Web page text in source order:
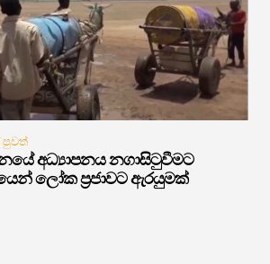
පුවත්
අධ්‍යාපනය නගාසිටුවීමට
ලෝක ප්‍රජාවට ඇරයුමක්